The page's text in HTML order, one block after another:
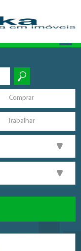
Comprar
Trabalhar